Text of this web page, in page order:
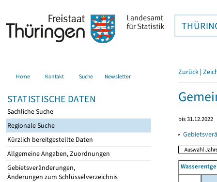
Home Kontakt Suche Newsletter
STATISTISCHE DATEN
Sachliche Suche
Regionale Suche
Kürzlich bereitgestellte Daten
Allgemeine Angaben, Zuordnungen
Gebietsveränderungen,
Änderungen zum Schlüsselverzeichnis
Zurück |
bis 31.12.2022
▸